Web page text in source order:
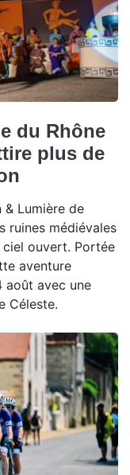
du Rhône
plus de
& Lumière de
ruines médiévales
ouvert. Portée
aventure
août avec une
Céleste.